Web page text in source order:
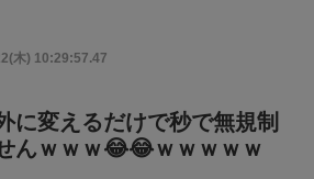
木) 10:29:57.47
に変えるだけで秒で無規制
んｗｗｗ😂😂ｗｗｗｗｗ